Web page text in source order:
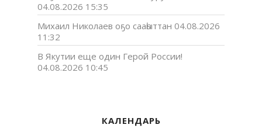
04.08.2026 15:35
Михаил Николаев оҕо сааһыттан 04.08.2026
11:32
В Якутии еще один Герой России!
04.08.2026 10:45
КАЛЕНДАРЬ